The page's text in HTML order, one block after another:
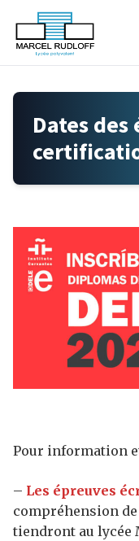
Skip to content
Dates des
Pour information
– Les épreuves
compréhension de
tiendront au lycée